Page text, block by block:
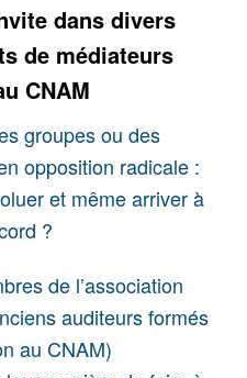
dans divers
de médiateurs
CNAM
groupes ou des
opposition radicale :
et même arriver à
?
de l’association
auditeurs formés
au CNAM)